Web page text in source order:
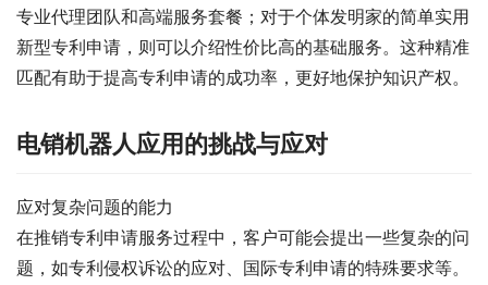
专业代理团队和高端服务套餐；对于个体发明家的简单实用
新型专利申请，则可以介绍性价比高的基础服务。这种精准
匹配有助于提高专利申请的成功率，更好地保护知识产权。
电销机器人应用的挑战与应对
应对复杂问题的能力
在推销专利申请服务过程中，客户可能会提出一些复杂的问
题，如专利侵权诉讼的应对、国际专利申请的特殊要求等。